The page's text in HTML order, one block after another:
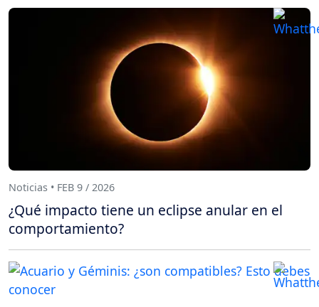
Noticias • FEB 9 / 2026
¿Qué impacto tiene un eclipse anular en el
comportamiento?